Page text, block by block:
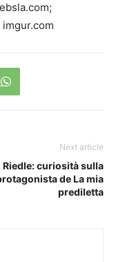
Next article
Riedle: curiosità sulla
de La mia
prediletta